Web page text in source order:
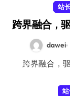
站
跨界融合，
dawei
跨界融合